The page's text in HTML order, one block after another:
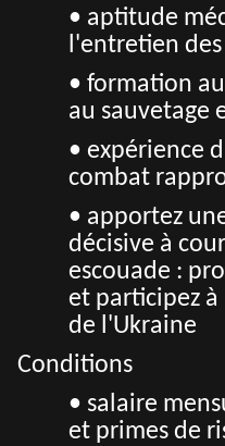
• aptitude
l'entretien des
• formation
au sauvetage
• expérience
combat
• apportez
décisive à
escouade :
et participez
de l'Ukraine
Conditions
• salaire
et primes de